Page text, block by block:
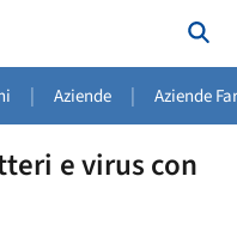
| Aziende | Aziende
e virus con